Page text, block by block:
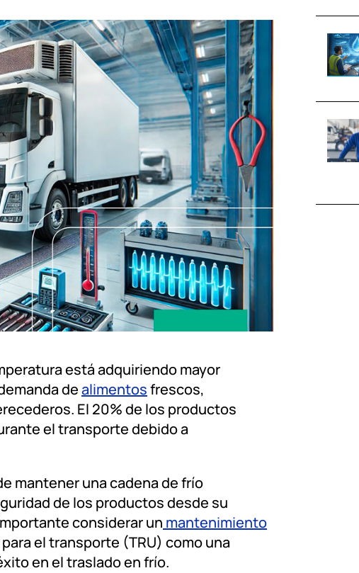
está adquiriendo mayor
dealimentosfrescos,
El 20% de los productos
el transporte debido a
mantener una cadena de frío
de los productos desde su
considerar un mantenimiento
el transporte (TRU) como una
en el traslado en frío.